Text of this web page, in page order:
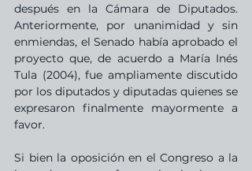
después en la Cámara de Diputados.
Anteriormente, por unanimidad y sin
enmiendas, el Senado había aprobado el
proyecto que, de acuerdo a María Inés
Tula (2004), fue ampliamente discutido
por los diputados y diputadas quienes se
expresaron finalmente mayormente a
favor.
Si bien la oposición en el Congreso a la